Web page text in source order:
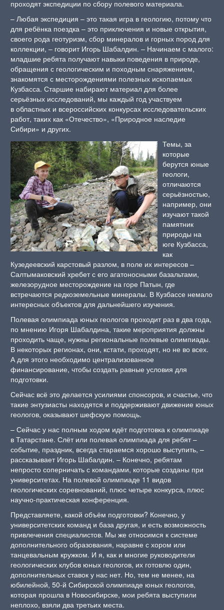
проходят экспедиции по сбору полевого материала.
– Любая экспедиция – это такая игра в геологию, потому что
для ребёнка поездка – это приключения и новые открытия,
своего рода геотуризм, сбор минералов и горных пород для
коллекции, – говорит Игорь Шабалдин. – Начинаем с малого:
младшие ребята получают навыки поведения в природе,
обращения с геологическим и походным снаряжением,
знакомятся с месторождениями полезных ископаемых
Кузбасса. Старшие набирают материал для более
серьёзных исследований, мы каждый год участвуем
в областных и всероссийских конкурсах исследовательских
работ, таких как «Отечество», «Природное наследие
Сибири» и других.
Темы, за
которые
берутся юные
геологи,
отличаются
серьёзностью,
например, они
изучают такой
памятник
природы на
юге Кузбасса,
как
Кузедеевский карстовый разлом, в поле их интересов –
Салтымаковский хребет с его агатоносными базальтами,
железорудное месторождение на горе Патын, где
встречаются редкоземельные минералы. В Кузбассе немало
интересных объектов для дальнейшего изучения.
Полевая олимпиада юных геологов проходит раз в два года,
по мнению Игоря Шабалдина, такие мероприятия должны
проходить чаще, нужны региональные полевые олимпиады.
В некоторых регионах, они, кстати, проходят, но не во всех.
А для этого необходимо централизованное
финансирование, чтобы создать равные условия для
подготовки.
Сейчас всё это делается усилиями спонсоров, и счастье, что
такие энтузиасты находятся и поддерживают движение юных
геологов, оказывают шефскую помощь.
– Сейчас у нас полным ходом идёт подготовка к олимпиаде
в Татарстане. Слёт или полевая олимпиада для ребят –
событие, праздник, всегда стараемся хорошо выступить, –
рассказывает Игорь Шабалдин. – Конечно, ребятам
непросто соперничать с командами, которые созданы при
университетах. На полевой олимпиаде 11 видов
геологических соревнований, плюс четыре конкурса, плюс
научно-практическая конференция.
Представляете, какой объём подготовки? Конечно, у
университетских команд и база другая, и есть возможность
привлечения специалистов. Мы же относимся к системе
дополнительного образования, наравне с хором или
танцевальным кружком. И я, как и многие руководители
геологических клубов юных геологов, их готовлю один,
дополнительных ставок у нас нет. Но, тем не менее, на
юбилейной, 50-й Сибирской олимпиаде юных геологов,
которая прошла в Новосибирске, мои ребята выступили
неплохо, взяли два третьих места.